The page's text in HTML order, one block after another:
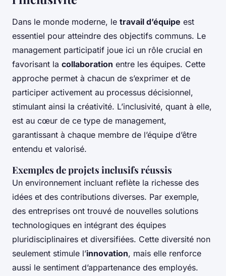
Dans le monde moderne, le travail d’équipe est
essentiel pour atteindre des objectifs communs. Le
management participatif joue ici un rôle crucial en
favorisant la collaboration entre les équipes. Cette
approche permet à chacun de s’exprimer et de
participer activement au processus décisionnel,
stimulant ainsi la créativité. L’inclusivité, quant à elle,
est au cœur de ce type de management,
garantissant à chaque membre de l’équipe d’être
entendu et valorisé.
Exemples de projets inclusifs réussis
Un environnement incluant reflète la richesse des
idées et des contributions diverses. Par exemple,
des entreprises ont trouvé de nouvelles solutions
technologiques en intégrant des équipes
pluridisciplinaires et diversifiées. Cette diversité non
seulement stimule l’innovation, mais elle renforce
aussi le sentiment d’appartenance des employés.